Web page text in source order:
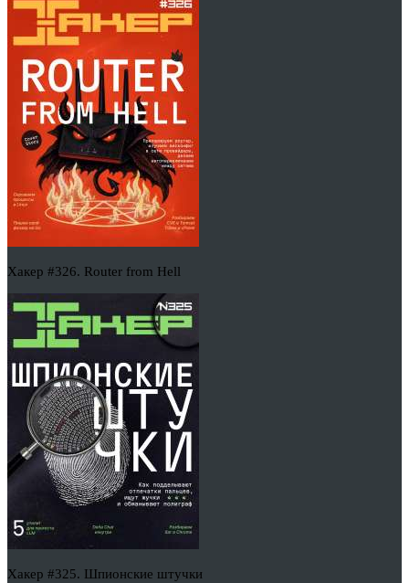
Хакер #326. Router from Hell
Хакер #325. Шпионские штучки